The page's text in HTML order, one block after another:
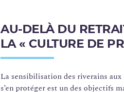
AU-DELÀ DU
LA « CULTURE DE
La sensibilisation des riverains
s’en protéger est un des objectifs